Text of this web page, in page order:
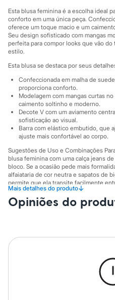
City
Clock House
Mindset
Sawary
Yessica
Moda esportiva
Acessórios
Blusas
Calçados
Leggings
Shorts e Bermudas
Tops
Moda íntima
Calcinhas
Cintas e Modeladores
Meias
Pijamas
Sutiãs e Tops
Moda praia
Biquínis
Maiôs
Saídas de praia
Personagens
Casacos e Jaquetas
Esta blusa feminina é a escolha ideal
conforto em uma única peça.
oferece um toque macio e um
Seu design sofisticado com mangas
perfeita para compor looks que vão
estilo.
Esta blusa se destaca por seus
Confeccionada em malha de
proporciona conforto.
Modelagem com mangas curtas
caimento soltinho e moderno.
Decote V com um aviamento
sofisticação ao visual.
Barra com elástico embutido, que
ajuste mais confortável ao corpo.
Sugestões de Uso e Combinações
blusa feminina com uma calça jeans
bloco. Se a ocasião pede mais
alfaiataria de cor neutra e sapatos de
permite que ela transite facilmente
item indispensável no seu guarda-
A gente se encontra na C&A! ❤
Altura: 172cm / Busto: 85cm /
Mais detalhes do produto↓
95% poliéster, 5%
Opiniões do